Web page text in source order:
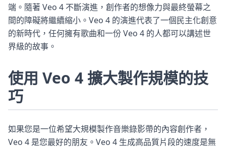
端。隨著 Veo 4 不斷演進，創作者的想像力與最終螢幕之
間的障礙將繼續縮小。Veo 4 的演進代表了一個民主化創意
的新時代，任何擁有歌曲和一份 Veo 4 的人都可以講述世
界級的故事。
使用 Veo 4 擴大製作規模的技
巧
如果您是一位希望大規模製作音樂錄影帶的內容創作者，
Veo 4 是您最好的朋友。Veo 4 生成高品質片段的速度是無